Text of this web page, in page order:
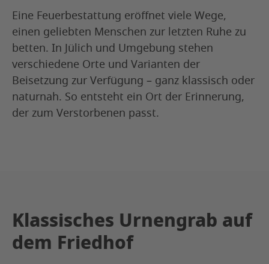
Eine Feuerbestattung eröffnet viele Wege,
einen geliebten Menschen zur letzten Ruhe zu
betten. In Jülich und Umgebung stehen
verschiedene Orte und Varianten der
Beisetzung zur Verfügung – ganz klassisch oder
naturnah. So entsteht ein Ort der Erinnerung,
der zum Verstorbenen passt.
Klassisches Urnengrab auf
dem Friedhof